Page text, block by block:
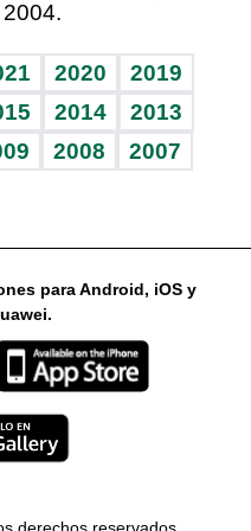
2020
2019
2014
2013
2008
2007
para Android, iOS y